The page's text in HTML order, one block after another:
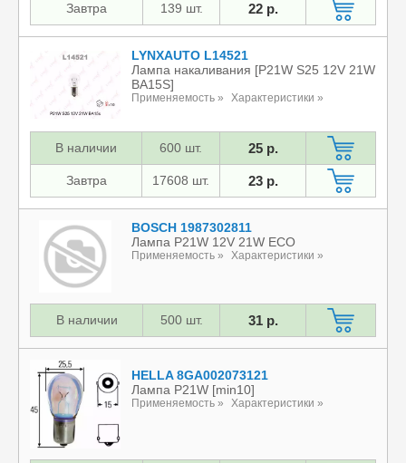
Завтра 139 шт. 22 р.
LYNXAUTO L14521
Лампа накаливания [P21W S25 12V 21W
BA15S]
Применяемость » Характеристики »
В наличии 600 шт. 25 р.
Завтра 17608 шт. 23 р.
BOSCH 1987302811
Лампа P21W 12V 21W ECO
Применяемость » Характеристики »
В наличии 500 шт. 31 р.
HELLA 8GA002073121
Лампа P21W [min10]
Применяемость » Характеристики »